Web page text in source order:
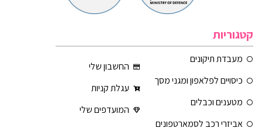
קטגוריות
מעבדת תיקונים
כיסויים לפלאפון ומגני מסך
מטענים וכבלים
אביזרי רכב לסמארטפונים
החשבון שלי
עגלת קניות
המועדפים שלי